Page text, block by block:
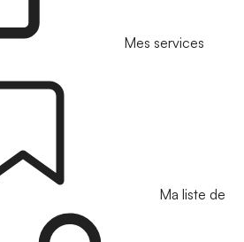
Mes services
Ma liste de